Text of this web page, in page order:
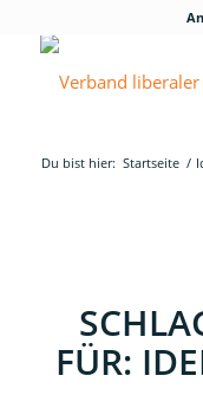
Du bist hier: Startseite /
FÜR: